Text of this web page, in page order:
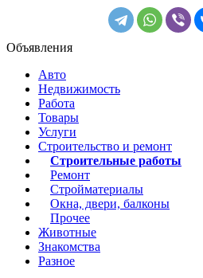
Объявления
Авто
Недвижимость
Работа
Товары
Услуги
Строительство и ремонт
Строительные работы
Ремонт
Стройматериалы
Окна, двери, балконы
Прочее
Животные
Знакомства
Разное